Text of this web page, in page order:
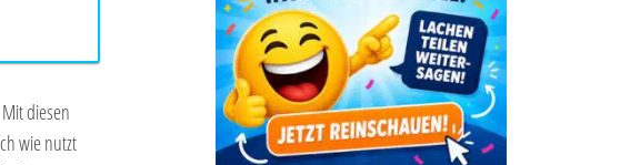
diesen
wie nutzt